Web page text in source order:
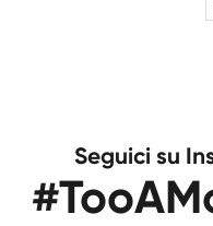
Seguici su